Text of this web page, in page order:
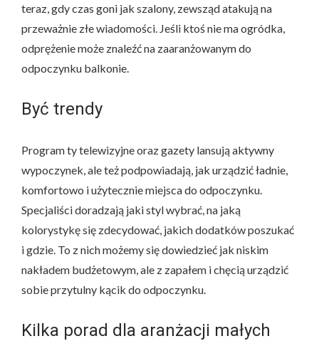
teraz, gdy czas goni jak szalony, zewsząd atakują na
przeważnie złe wiadomości. Jeśli ktoś nie ma ogródka,
odprężenie może znaleźć na zaaranżowanym do
odpoczynku balkonie.
Być trendy
Program ty telewizyjne oraz gazety lansują aktywny
wypoczynek, ale też podpowiadają, jak urządzić ładnie,
komfortowo i użytecznie miejsca do odpoczynku.
Specjaliści doradzają jaki styl wybrać, na jaką
kolorystykę się zdecydować, jakich dodatków poszukać
i gdzie. To z nich możemy się dowiedzieć jak niskim
nakładem budżetowym, ale z zapałem i chęcią urządzić
sobie przytulny kącik do odpoczynku.
Kilka porad dla aranżacji małych